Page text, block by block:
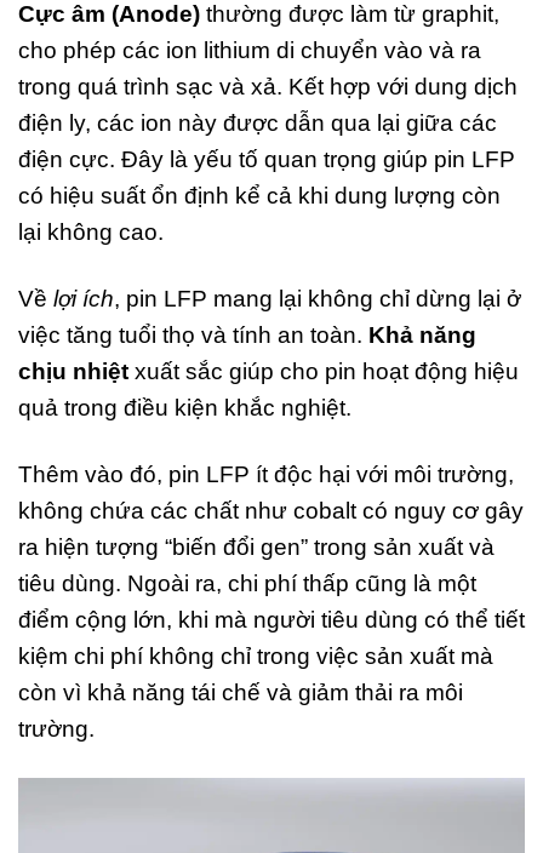
Cực âm (Anode) thường được làm từ graphit,
cho phép các ion lithium di chuyển vào và ra
trong quá trình sạc và xả. Kết hợp với dung dịch
điện ly, các ion này được dẫn qua lại giữa các
điện cực. Đây là yếu tố quan trọng giúp pin LFP
có hiệu suất ổn định kể cả khi dung lượng còn
lại không cao.
Về lợi ích, pin LFP mang lại không chỉ dừng lại ở
việc tăng tuổi thọ và tính an toàn. Khả năng
chịu nhiệt xuất sắc giúp cho pin hoạt động hiệu
quả trong điều kiện khắc nghiệt.
Thêm vào đó, pin LFP ít độc hại với môi trường,
không chứa các chất như cobalt có nguy cơ gây
ra hiện tượng “biến đổi gen” trong sản xuất và
tiêu dùng. Ngoài ra, chi phí thấp cũng là một
điểm cộng lớn, khi mà người tiêu dùng có thể tiết
kiệm chi phí không chỉ trong việc sản xuất mà
còn vì khả năng tái chế và giảm thải ra môi
trường.